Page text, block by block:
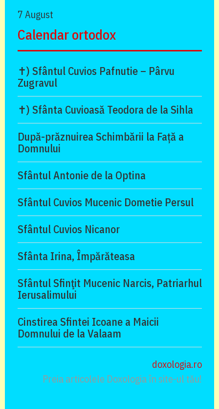
7 August
Calendar ortodox
✝) Sfântul Cuvios Pafnutie – Pârvu
Zugravul
✝) Sfânta Cuvioasă Teodora de la Sihla
După-prăznuirea Schimbării la Față a
Domnului
Sfântul Antonie de la Optina
Sfântul Cuvios Mucenic Dometie Persul
Sfântul Cuvios Nicanor
Sfânta Irina, Împărăteasa
Sfântul Sfinţit Mucenic Narcis, Patriarhul
Ierusalimului
Cinstirea Sfintei Icoane a Maicii
Domnului de la Valaam
doxologia.ro
Preia articolele Doxologia în site-ul tău!